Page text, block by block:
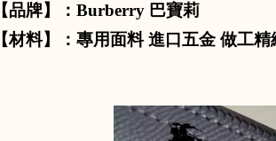
【品牌】： Burberry 巴寶莉
【材料】：專用面料 進口五金 做工